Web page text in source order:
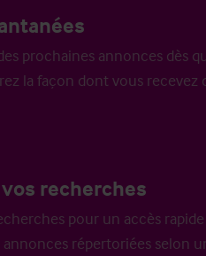
prochaines annonces dès
la façon dont vous recevez
recherches
pour un accès
répertoriées selon